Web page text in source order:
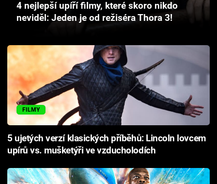
TV Program
Přihlášení
Sledujte nás
4 nejlepší upíří filmy, které skoro nikdo
neviděl: Jeden je od režiséra Thora 3!
FILMY
5 ujetých verzí klasických příběhů: Lincoln lovcem
upírů vs. mušketýři ve vzducholodích